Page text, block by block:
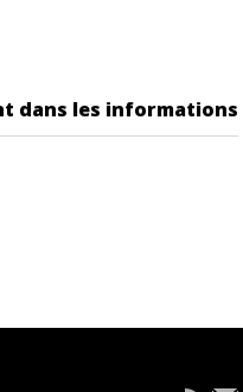
dans les informations